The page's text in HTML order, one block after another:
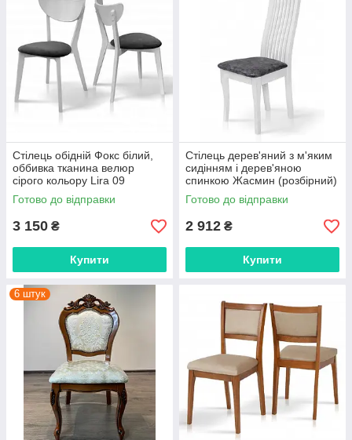
дизайну. У каталозіMebel-Opt
представлені обідні стільці з
м'якими сидіннями та спинками, виконані з якісної деревини
та зносостійких меблевих тканин, велюру, букле або
екошкіри. Такі моделі чудово підходять для кухні, їдальні,
вітальні, кафе, ресторану, готелю та інших комерційних
закладів. Великий вибір кольорів, сучасний дизайн і швидка
доставка по всій Україні.
Стілець обідній Фокс білий,
оббивка тканина велюр
сірого кольору Lira 09
МБТекс, у скандинавському
стилі
Готово до відправки
3 150 ₴
Купити
Стілець дерев'яний з м'яким
сидінням і дерев'яною
спинкою Жасмин (розбірний)
білий, оббивка NEW Вавилон
66
Готово до відправки
2 912 ₴
Купити
6 штук